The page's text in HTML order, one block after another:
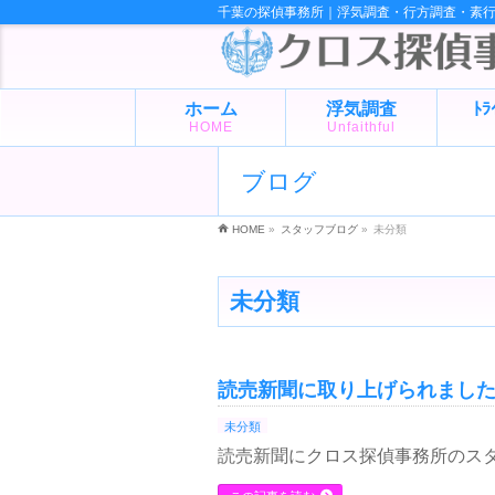
千葉の探偵事務所｜浮気調査・行方調査・素
ホーム
HOME
浮気調査
Unfaithful
ﾄ
ブログ
HOME » スタッフブログ » 未分類
未分類
読売新聞に取り上げられました
未分類
読売新聞にクロス探偵事務所のス